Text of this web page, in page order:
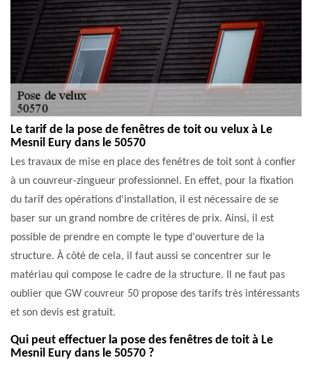
Le tarif de la pose de fenêtres de toit ou velux à Le
Mesnil Eury dans le 50570
Les travaux de mise en place des fenêtres de toit sont à confier
à un couvreur-zingueur professionnel. En effet, pour la fixation
du tarif des opérations d'installation, il est nécessaire de se
baser sur un grand nombre de critères de prix. Ainsi, il est
possible de prendre en compte le type d'ouverture de la
structure. À côté de cela, il faut aussi se concentrer sur le
matériau qui compose le cadre de la structure. Il ne faut pas
oublier que GW couvreur 50 propose des tarifs très intéressants
et son devis est gratuit.
Qui peut effectuer la pose des fenêtres de toit à Le
Mesnil Eury dans le 50570 ?